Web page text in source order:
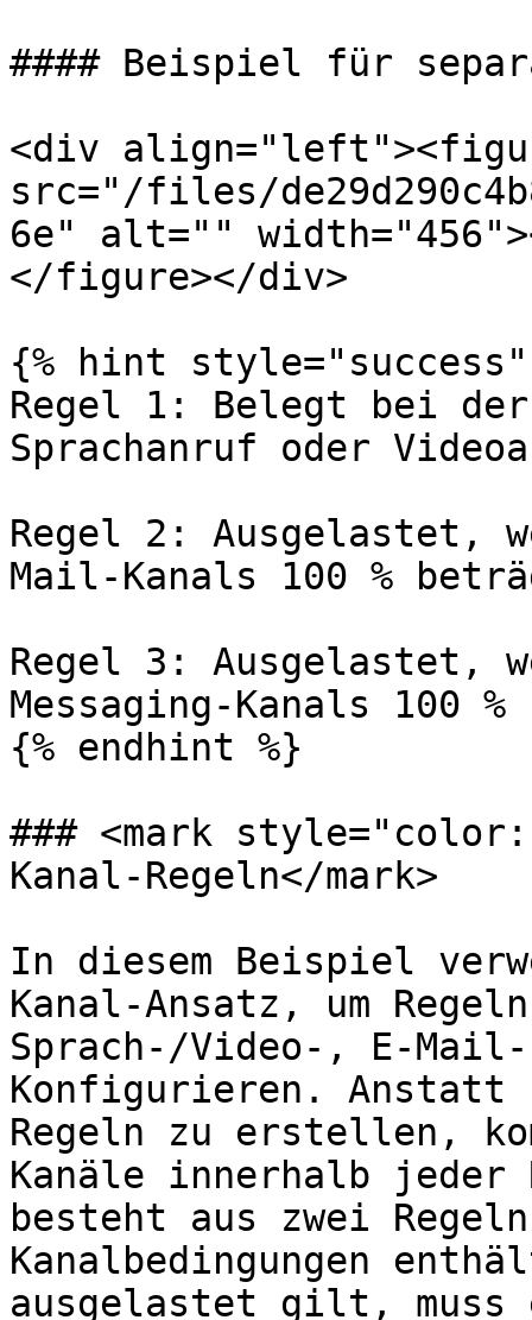
#### Beispiel für
<div
src="/files/
6e" alt=""
</figure></div>
{% hint style="success"
Regel 1: Belegt bei
Sprachanruf oder
Regel 2: Ausgelastet,
Mail-Kanals 100 %
Regel 3: Ausgelastet,
Messaging-Kanals 100
{% endhint %}
### <mark
Kanal-Regeln</mark>
In diesem Beispiel
Kanal-Ansatz, um
Sprach-/Video-, E-
Konfigurieren. Anstatt
Regeln zu erstellen,
Kanäle innerhalb
besteht aus zwei
Kanalbedingungen
ausgelastet gilt, muss